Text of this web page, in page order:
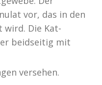
vor, das in den
wird. Die Kat-
beidseitig mit
versehen.